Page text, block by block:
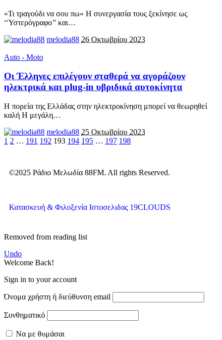
«Τι τραγούδι να σου πω» Η συνεργασία τους ξεκίνησε ως
‘‘Υστερόγραφο’’ και…
melodia88 26 Οκτωβρίου 2023
Auto - Moto
Οι Έλληνες επιλέγουν σταθερά να αγοράζουν
ηλεκτρικά και plug-in υβριδικά αυτοκίνητα
Η πορεία της Ελλάδας στην ηλεκτροκίνηση μπορεί να θεωρηθεί
καλή Η μεγάλη…
melodia88 25 Οκτωβρίου 2023
1 2 … 191 192 193 194 195 … 197 198
©2025 Ράδιο Μελωδία 88FM. All rights Reserved.
Κατασκευή & Φιλοξενία Ιστοσελιδας 19CLOUDS
Removed from reading list
Undo
Welcome Back!
Sign in to your account
Όνομα χρήστη ή διεύθυνση email
Συνθηματικό
Να με θυμάσαι